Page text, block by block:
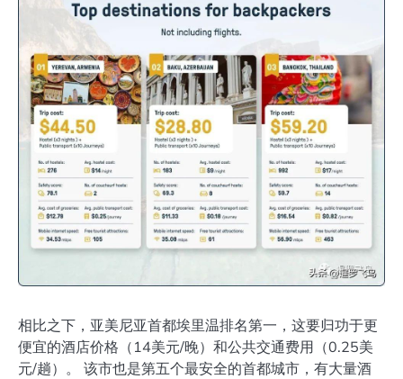
相比之下，亚美尼亚首都埃里温排名第一，这要归功于更
便宜的酒店价格（14美元/晚）和公共交通费用（0.25美
元/趟）。 该市也是第五个最安全的首都城市，有大量酒